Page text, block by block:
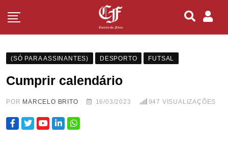
(SÓ PARA ASSINANTES) DESPORTO FUTSAL
Cumprir calendário
POR MARCELO BRITO 16/03/2023 947 VISUALIZAÇÕES